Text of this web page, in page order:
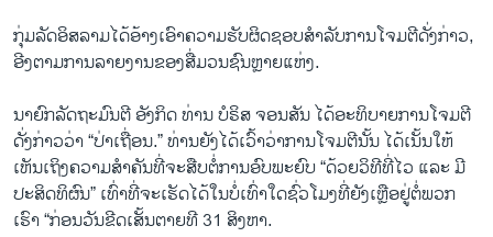
ກຸ່ມລັດອິສລາມໄດ້ອ້າງເອົາຄວາມຮັບຜິດຊອບສຳລັບການໂຈມຕີດັ່ງກ່າວ,
ອີງຕາມການລາຍງານຂອງສື່ມວນຊົນຫຼາຍແຫ່ງ.
ນາຍົກລັດຖະມົນຕີ ອັງກິດ ທ່ານ ບໍຣິສ ຈອນສັນ ໄດ້ອະທິບາຍການໂຈມຕີ
ດັ່ງກ່າວວ່າ “ປ່າເຖື່ອນ.” ທ່ານຍັງໄດ້ເວົ້າວ່າການໂຈມຕີນັ້ນ ໄດ້ເນັ້ນໃຫ້
ເຫັນເຖິງຄວາມສຳຄັນທີ່ຈະສືບຕໍ່ການອົບພະຍົບ “ດ້ວຍວິທີທີ່ໄວ ແລະ ມີ
ປະສິດທິຜົນ” ເທົ່າທີ່ຈະເຮັດໄດ້ໃນບໍ່ເທົ່າໃດຊົ່ວໂມງທີ່ຍັງເຫຼືອຢູ່ຕໍ່ພວກ
ເຮົາ “ກ່ອນວັນຂີດເສັ້ນຕາຍທີ 31 ສິງຫາ.